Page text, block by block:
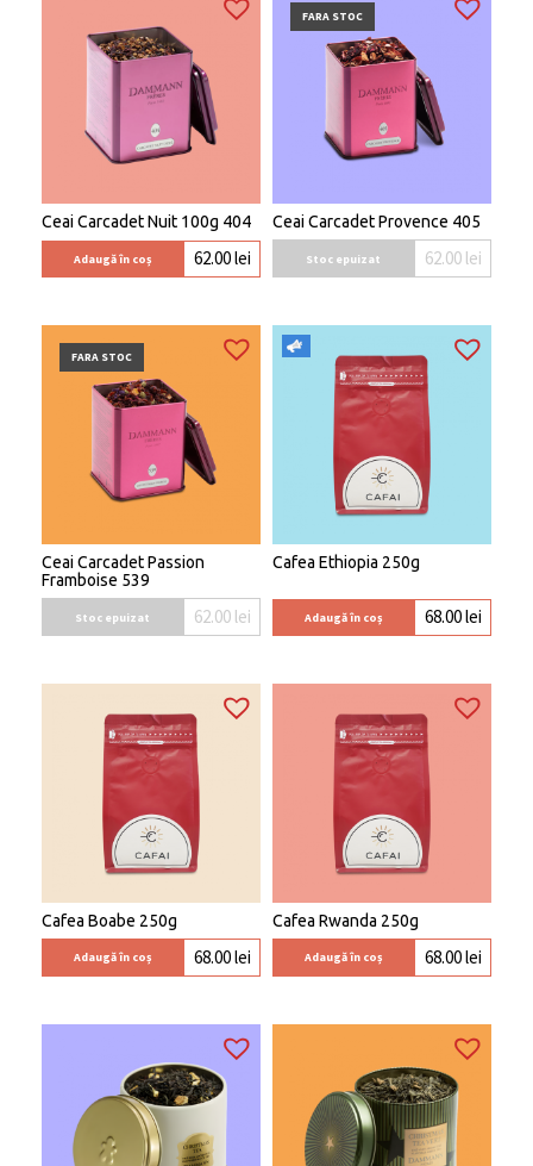
Ceai Carcadet Nuit 100g 404
Adaugă în coș 62.00lei
FARA STOC
Ceai Carcadet Provence 405
Stoc epuizat 62.00 lei
FARA STOC
Ceai Carcadet Passion
Framboise 539
Stoc epuizat 62.00 lei
Cafea Ethiopia 250g
Adaugă în coș 68.00lei
Cafea Boabe 250g
Adaugă în coș 68.00lei
Cafea Rwanda 250g
Adaugă în coș 68.00lei